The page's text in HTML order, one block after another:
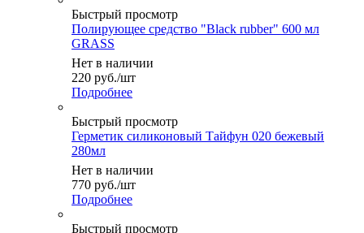
Быстрый просмотр
Полирующее средство "Black rubber" 600 мл
GRASS
Нет в наличии
220 руб./шт
Подробнее
Быстрый просмотр
Герметик силиконовый Тайфун 020 бежевый
280мл
Нет в наличии
770 руб./шт
Подробнее
Быстрый просмотр